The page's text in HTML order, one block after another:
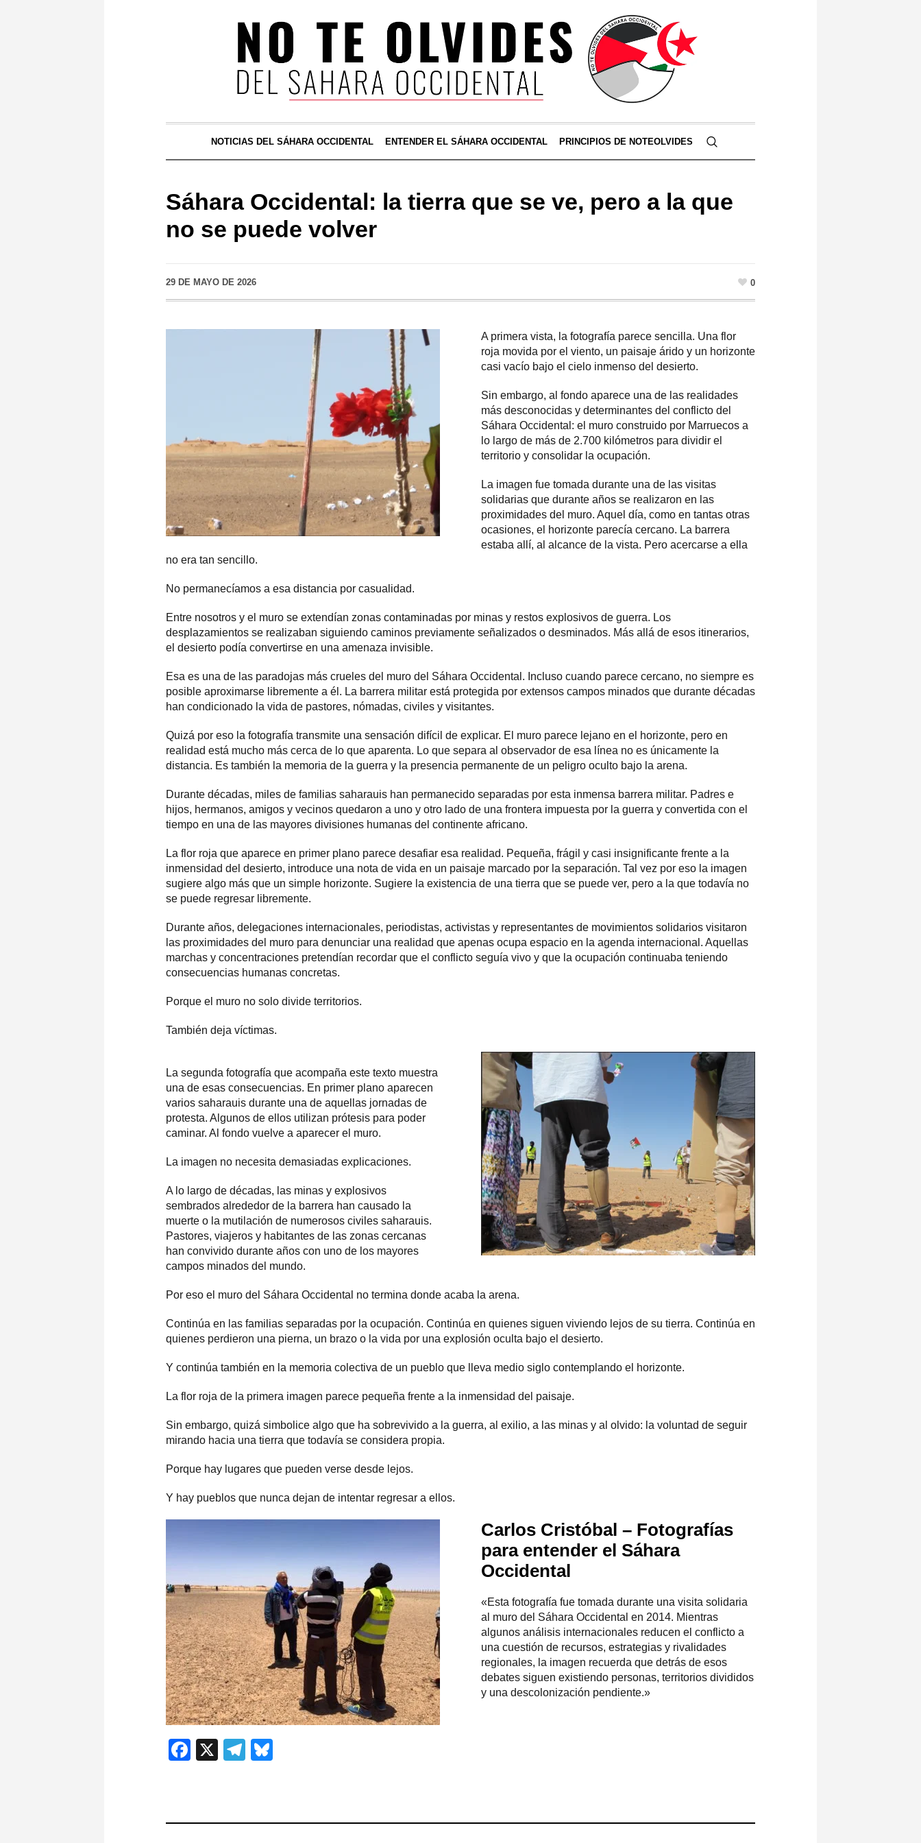
NOTICIAS DEL SÁHARA OCCIDENTAL ENTENDER EL SÁHARA OCCIDENTAL PRINCIPIOS DE NOTEOLVIDES
Sáhara Occidental: la tierra que se ve, pero a la que
no se puede volver
29 DE MAYO DE 2026 0
A primera vista, la fotografía parece sencilla. Una flor
roja movida por el viento, un paisaje árido y un horizonte
casi vacío bajo el cielo inmenso del desierto.
Sin embargo, al fondo aparece una de las realidades
más desconocidas y determinantes del conflicto del
Sáhara Occidental: el muro construido por Marruecos a
lo largo de más de 2.700 kilómetros para dividir el
territorio y consolidar la ocupación.
La imagen fue tomada durante una de las visitas
solidarias que durante años se realizaron en las
proximidades del muro. Aquel día, como en tantas otras
ocasiones, el horizonte parecía cercano. La barrera
estaba allí, al alcance de la vista. Pero acercarse a ella
no era tan sencillo.
No permanecíamos a esa distancia por casualidad.
Entre nosotros y el muro se extendían zonas contaminadas por minas y restos explosivos de guerra. Los
desplazamientos se realizaban siguiendo caminos previamente señalizados o desminados. Más allá de esos itinerarios,
el desierto podía convertirse en una amenaza invisible.
Esa es una de las paradojas más crueles del muro del Sáhara Occidental. Incluso cuando parece cercano, no siempre es
posible aproximarse libremente a él. La barrera militar está protegida por extensos campos minados que durante décadas
han condicionado la vida de pastores, nómadas, civiles y visitantes.
Quizá por eso la fotografía transmite una sensación difícil de explicar. El muro parece lejano en el horizonte, pero en
realidad está mucho más cerca de lo que aparenta. Lo que separa al observador de esa línea no es únicamente la
distancia. Es también la memoria de la guerra y la presencia permanente de un peligro oculto bajo la arena.
Durante décadas, miles de familias saharauis han permanecido separadas por esta inmensa barrera militar. Padres e
hijos, hermanos, amigos y vecinos quedaron a uno y otro lado de una frontera impuesta por la guerra y convertida con el
tiempo en una de las mayores divisiones humanas del continente africano.
La flor roja que aparece en primer plano parece desafiar esa realidad. Pequeña, frágil y casi insignificante frente a la
inmensidad del desierto, introduce una nota de vida en un paisaje marcado por la separación. Tal vez por eso la imagen
sugiere algo más que un simple horizonte. Sugiere la existencia de una tierra que se puede ver, pero a la que todavía no
se puede regresar libremente.
Durante años, delegaciones internacionales, periodistas, activistas y representantes de movimientos solidarios visitaron
las proximidades del muro para denunciar una realidad que apenas ocupa espacio en la agenda internacional. Aquellas
marchas y concentraciones pretendían recordar que el conflicto seguía vivo y que la ocupación continuaba teniendo
consecuencias humanas concretas.
Porque el muro no solo divide territorios.
También deja víctimas.
La segunda fotografía que acompaña este texto muestra
una de esas consecuencias. En primer plano aparecen
varios saharauis durante una de aquellas jornadas de
protesta. Algunos de ellos utilizan prótesis para poder
caminar. Al fondo vuelve a aparecer el muro.
La imagen no necesita demasiadas explicaciones.
A lo largo de décadas, las minas y explosivos
sembrados alrededor de la barrera han causado la
muerte o la mutilación de numerosos civiles saharauis.
Pastores, viajeros y habitantes de las zonas cercanas
han convivido durante años con uno de los mayores
campos minados del mundo.
Por eso el muro del Sáhara Occidental no termina donde acaba la arena.
Continúa en las familias separadas por la ocupación. Continúa en quienes siguen viviendo lejos de su tierra. Continúa en
quienes perdieron una pierna, un brazo o la vida por una explosión oculta bajo el desierto.
Y continúa también en la memoria colectiva de un pueblo que lleva medio siglo contemplando el horizonte.
La flor roja de la primera imagen parece pequeña frente a la inmensidad del paisaje.
Sin embargo, quizá simbolice algo que ha sobrevivido a la guerra, al exilio, a las minas y al olvido: la voluntad de seguir
mirando hacia una tierra que todavía se considera propia.
Porque hay lugares que pueden verse desde lejos.
Y hay pueblos que nunca dejan de intentar regresar a ellos.
Carlos Cristóbal – Fotografías
para entender el Sáhara
Occidental
«Esta fotografía fue tomada durante una visita solidaria
al muro del Sáhara Occidental en 2014. Mientras
algunos análisis internacionales reducen el conflicto a
una cuestión de recursos, estrategias y rivalidades
regionales, la imagen recuerda que detrás de esos
debates siguen existiendo personas, territorios divididos
y una descolonización pendiente.»
Facebook
X Telegram